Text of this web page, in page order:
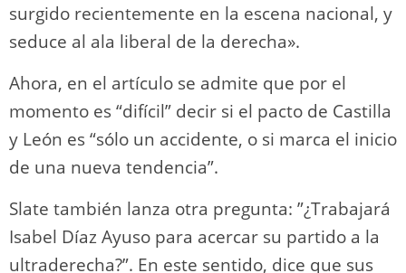
surgido recientemente en la escena nacional, y
seduce al ala liberal de la derecha».
Ahora, en el artículo se admite que por el
momento es “difícil” decir si el pacto de Castilla
y León es “sólo un accidente, o si marca el inicio
de una nueva tendencia”.
Slate también lanza otra pregunta: ”¿Trabajará
Isabel Díaz Ayuso para acercar su partido a la
ultraderecha?”. En este sentido, dice que sus